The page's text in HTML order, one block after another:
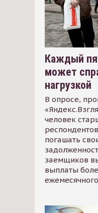
Каждый
может
нагрузкой
В опросе,
человек
погашать
заемщиков
выплаты